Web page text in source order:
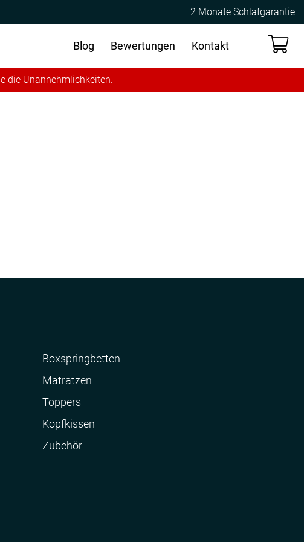
2 Monate Schlafgarantie
Kontakt
Bewertungen
Blog
die Unannehmlichkeiten.
Boxspringbetten
Matratzen
Toppers
Kopfkissen
Zubehör